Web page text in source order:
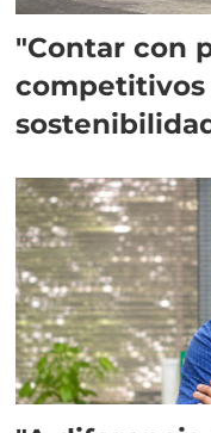
"Contar con
competitivos